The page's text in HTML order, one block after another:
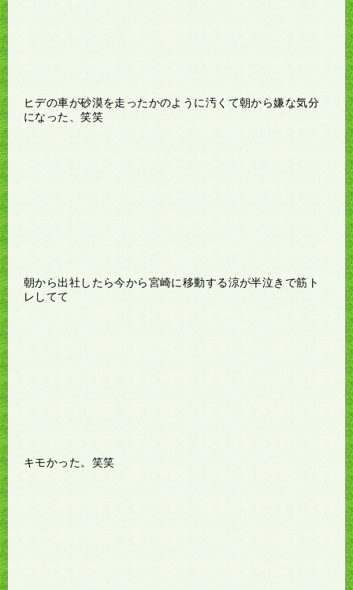
ヒデの車が砂漠を走ったかのように汚くて朝から嫌な気分
になった、笑笑
朝から出社したら今から宮崎に移動する涼が半泣きで筋ト
レしてて
キモかった。笑笑